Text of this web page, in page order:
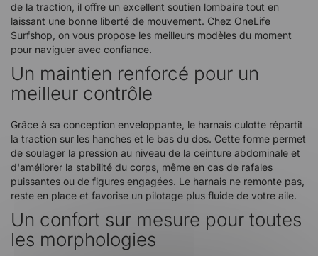
de la traction, il offre un excellent soutien lombaire tout en
laissant une bonne liberté de mouvement. Chez OneLife
Surfshop, on vous propose les meilleurs modèles du moment
pour naviguer avec confiance.
Un maintien renforcé pour un
meilleur contrôle
Grâce à sa conception enveloppante, le harnais culotte répartit
la traction sur les hanches et le bas du dos. Cette forme permet
de soulager la pression au niveau de la ceinture abdominale et
d'améliorer la stabilité du corps, même en cas de rafales
puissantes ou de figures engagées. Le harnais ne remonte pas,
reste en place et favorise un pilotage plus fluide de votre aile.
Un confort sur mesure pour toutes
les morphologies